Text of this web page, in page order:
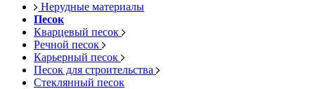
Нерудные материалы
Песок
Кварцевый песок
Речной песок
Карьерный песок
Песок для строительства
Стеклянный песок